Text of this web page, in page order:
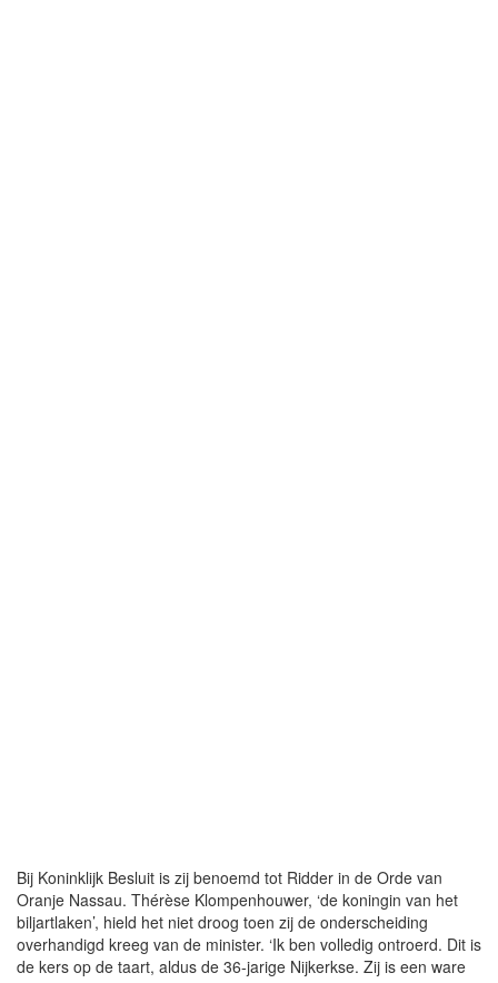
Bij Koninklijk Besluit is zij benoemd tot Ridder in de Orde van
Oranje Nassau. Thérèse Klompenhouwer, ‘de koningin van het
biljartlaken’, hield het niet droog toen zij de onderscheiding
overhandigd kreeg van de minister. ‘Ik ben volledig ontroerd. Dit is
de kers op de taart, aldus de 36-jarige Nijkerkse. Zij is een ware